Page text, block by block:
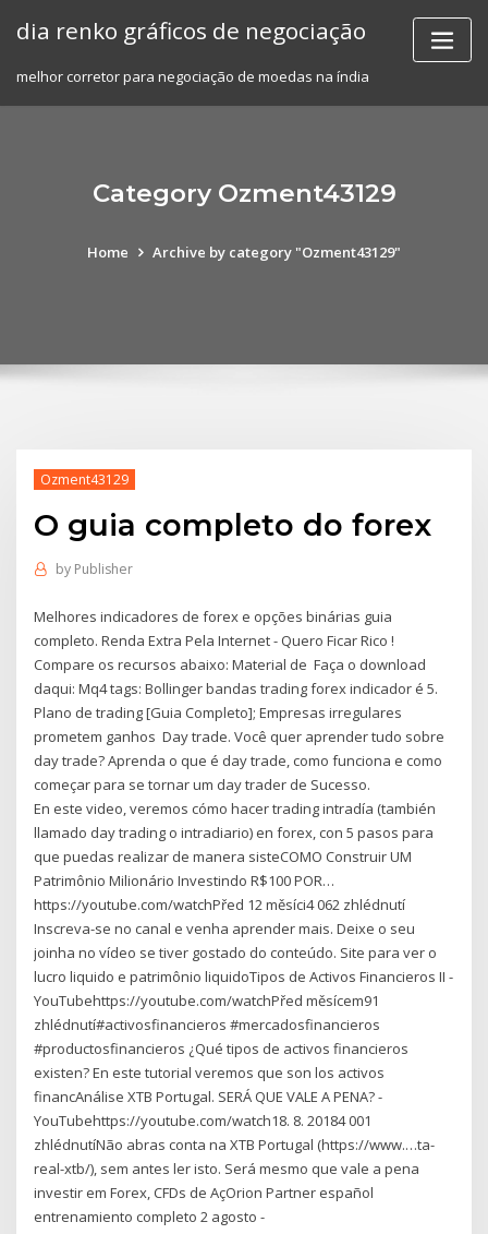
dia renko gráficos de negociação
melhor corretor para negociação de moedas na índia
Category Ozment43129
Home Archive by category "Ozment43129"
Ozment43129
O guia completo do forex
by Publisher
Melhores indicadores de forex e opções binárias guia
completo. Renda Extra Pela Internet - Quero Ficar Rico !
Compare os recursos abaixo: Material de Faça o download
daqui: Mq4 tags: Bollinger bandas trading forex indicador é 5.
Plano de trading [Guia Completo]; Empresas irregulares
prometem ganhos Day trade. Você quer aprender tudo sobre
day trade? Aprenda o que é day trade, como funciona e como
começar para se tornar um day trader de Sucesso.
En este video, veremos cómo hacer trading intradía (también
llamado day trading o intradiario) en forex, con 5 pasos para
que puedas realizar de manera sisteCOMO Construir UM
Patrimônio Milionário Investindo R$100 POR…
https://youtube.com/watchPřed 12 měsíci4 062 zhlédnutí
Inscreva-se no canal e venha aprender mais. Deixe o seu
joinha no vídeo se tiver gostado do conteúdo. Site para ver o
lucro liquido e patrimônio liquidoTipos de Activos Financieros II -
YouTubehttps://youtube.com/watchPřed měsícem91
zhlédnutí#activosfinancieros #mercadosfinancieros
#productosfinancieros ¿Qué tipos de activos financieros
existen? En este tutorial veremos que son los activos
financAnálise XTB Portugal. SERÁ QUE VALE A PENA? -
YouTubehttps://youtube.com/watch18. 8. 20184 001
zhlédnutíNão abras conta na XTB Portugal (https://www.…ta-
real-xtb/), sem antes ler isto. Será mesmo que vale a pena
investir em Forex, CFDs de AçOrion Partner español
entrenamiento completo 2 agosto -